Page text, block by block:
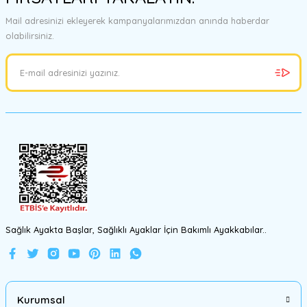
Görüş ve önerileriniz için teşekkür ederiz.
Ürün resmi kalitesiz, bozuk veya görüntülenemiyor.
Ürün bilgilerinde hatalar bulunuyor.
Mail adresinizi ekleyerek kampanyalarımızdan anında haberdar
olabilirsiniz.
Sağlık Ayakta Başlar, Sağlıklı Ayaklar İçin Bakımlı Ayakkabılar..
Kurumsal